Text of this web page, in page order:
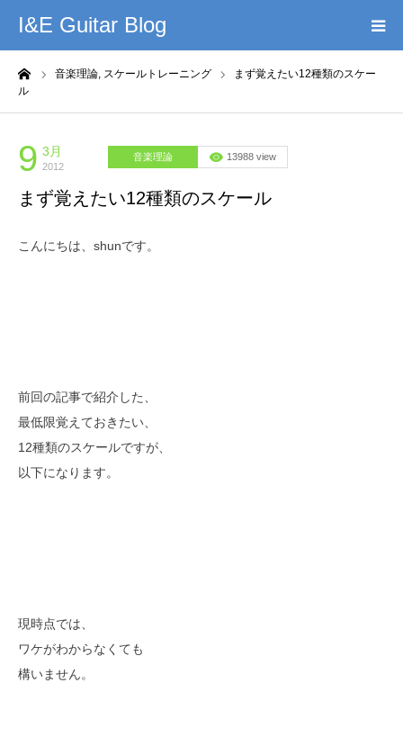
I&E Guitar Blog
音楽理論, スケールトレーニング
まず覚えたい12種類のスケー
ル
9 3月
2012
音楽理論 13988 view
まず覚えたい12種類のスケール
こんにちは、shunです。
前回の記事で紹介した、
最低限覚えておきたい、
12種類のスケールですが、
以下になります。
現時点では、
ワケがわからなくても
構いません。
HOME